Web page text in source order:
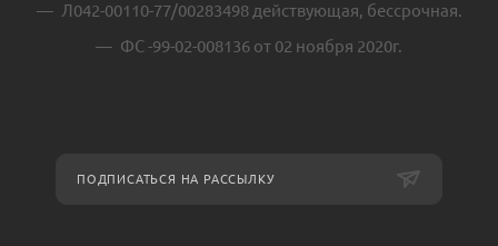
Л042-00110-77/00283498 действующая, бессрочная.
ФС -99-02-008136 от 02 ноября 2020г.
ПОДПИСАТЬСЯ НА РАССЫЛКУ